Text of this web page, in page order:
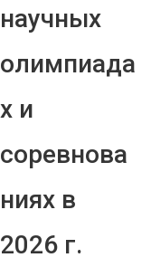
научных
олимпиада
х и
соревнова
ниях в
2026 г.